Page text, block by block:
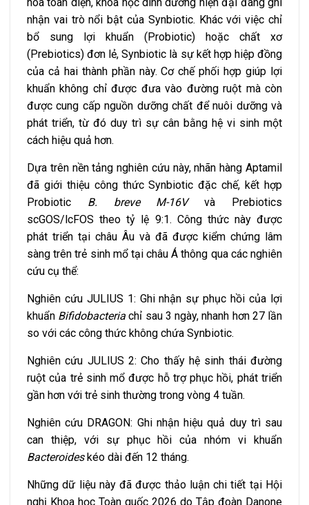
nhận vai trò nổi bật của Synbiotic. Khác với việc chỉ
bổ sung lợi khuẩn (Probiotic) hoặc chất xơ
(Prebiotics) đơn lẻ, Synbiotic là sự kết hợp hiệp đồng
của cả hai thành phần này. Cơ chế phối hợp giúp lợi
khuẩn không chỉ được đưa vào đường ruột mà còn
được cung cấp nguồn dưỡng chất để nuôi dưỡng và
phát triển, từ đó duy trì sự cân bằng hệ vi sinh một
cách hiệu quả hơn.
Dựa trên nền tảng nghiên cứu này, nhãn hàng Aptamil
đã giới thiệu công thức Synbiotic đặc chế, kết hợp
Probiotic B. breve M-16Vvà Prebiotics
scGOS/lcFOS theo tỷ lệ 9:1. Công thức này được
phát triển tại châu Âu và đã được kiểm chứng lâm
sàng trên trẻ sinh mổ tại châu Á thông qua các nghiên
cứu cụ thể:
Nghiên cứu JULIUS 1: Ghi nhận sự phục hồi của lợi
khuẩn Bifidobacteria chỉ sau 3 ngày, nhanh hơn 27 lần
so với các công thức không chứa Synbiotic.
Nghiên cứu JULIUS 2: Cho thấy hệ sinh thái đường
ruột của trẻ sinh mổ được hỗ trợ phục hồi, phát triển
gần hơn với trẻ sinh thường trong vòng 4 tuần.
Nghiên cứu DRAGON: Ghi nhận hiệu quả duy trì sau
can thiệp, với sự phục hồi của nhóm vi khuẩn
Bacteroideskéo dài đến 12 tháng.
Những dữ liệu này đã được thảo luận chi tiết tại Hội
nghị Khoa học Toàn quốc 2026 do Tập đoàn Danone